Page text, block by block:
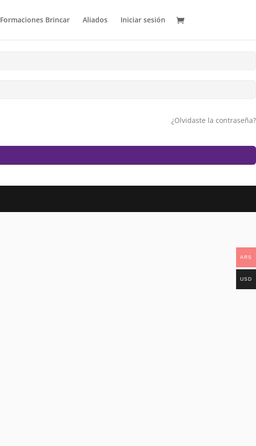
Formaciones Brincar Aliados Iniciar sesión
¿Olvidaste la contraseña?
ARS
USD